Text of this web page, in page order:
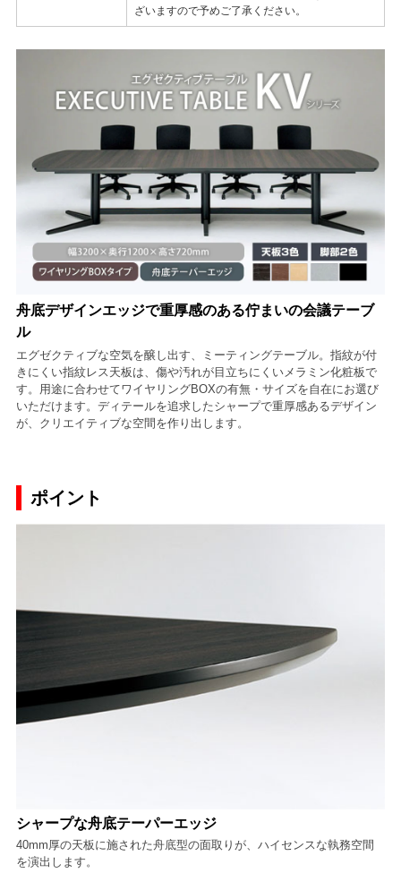
ざいますので予めご了承ください。
舟底デザインエッジで重厚感のある佇まいの会議テーブ
ル
エグゼクティブな空気を醸し出す、ミーティングテーブル。指紋が付
きにくい指紋レス天板は、傷や汚れが目立ちにくいメラミン化粧板で
す。用途に合わせてワイヤリングBOXの有無・サイズを自在にお選び
いただけます。ディテールを追求したシャープで重厚感あるデザイン
が、クリエイティブな空間を作り出します。
ポイント
シャープな舟底テーパーエッジ
40mm厚の天板に施された舟底型の面取りが、ハイセンスな執務空間
を演出します。